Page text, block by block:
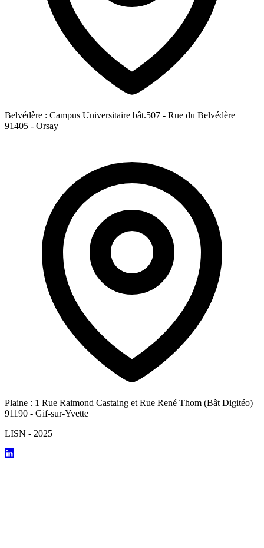
Belvédère : Campus Universitaire bât.507 - Rue du Belvédère
91405 - Orsay
Plaine : 1 Rue Raimond Castaing et Rue René Thom (Bât Digitéo)
91190 - Gif-sur-Yvette
LISN - 2025